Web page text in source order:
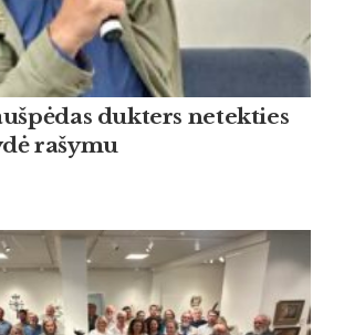
dukters netekties
rašymu